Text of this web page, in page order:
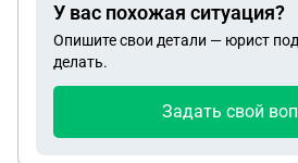
психологи категорически
высказываться в сторону
равно транслируется неуважение
не калечить из психику? Мне бы
У вас похожая ситуация?
Опишите свои детали — юрист
делать.
Задать свой